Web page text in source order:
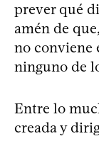
prever qué
amén de
no conviene
ninguno de
Entre lo
creada y